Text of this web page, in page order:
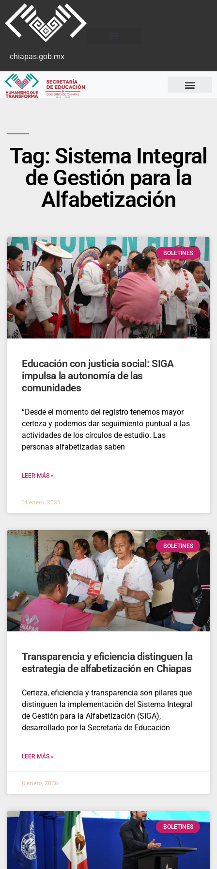
chiapas.gob.mx
Tag: Sistema Integral
de Gestión para la
Alfabetización
BOLETINES
Educación con justicia social: SIGA
impulsa la autonomía de las
comunidades
“Desde el momento del registro tenemos mayor
certeza y podemos dar seguimiento puntual a las
actividades de los círculos de estudio. Las
personas alfabetizadas saben
LEER MÁS »
14 enero, 2026
BOLETINES
Transparencia y eficiencia distinguen la
estrategia de alfabetización en Chiapas
Certeza, eficiencia y transparencia son pilares que
distinguen la implementación del Sistema Integral
de Gestión para la Alfabetización (SIGA),
desarrollado por la Secretaría de Educación
LEER MÁS »
8 enero, 2026
BOLETINES